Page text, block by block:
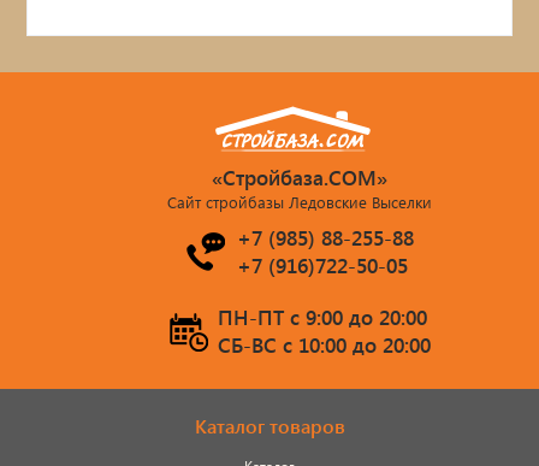
«Стройбаза.COM»
Сайт стройбазы Ледовские Выселки
+7 (985) 88-255-88
+7 (916)722-50-05
ПН-ПТ c 9:00 до 20:00
СБ-ВС c 10:00 до 20:00
Каталог товаров